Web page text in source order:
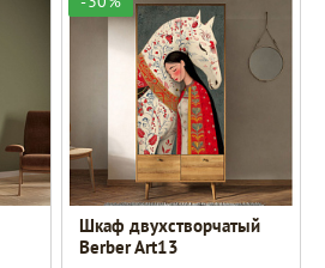
Шкаф двухстворчатый
Berber Art13